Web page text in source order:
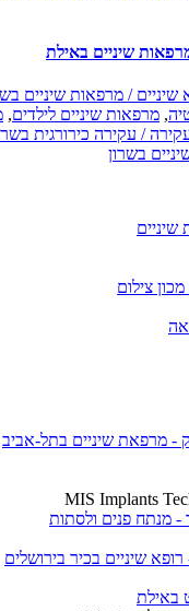
שיניים באילת
/ מרפאות שיניים בשרון
מרפאות שיניים לילדים,
/ עקירה כירורגית בשרון,
בשרון
צילום
שיניים בתל-אביב
MIS Implants
פנים ולסתות
שיניים בכיר בירושלים